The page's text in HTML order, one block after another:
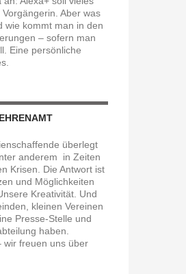
Aber was
wie kommt man in den
– sofern man
Eine persönliche
überlegt
anderem in Zeiten
Krisen. Die Antwort ist
und Möglichkeiten
Kreativität. Und
kleinen Vereinen
Presse-Stelle und
haben.
wir freuen uns über